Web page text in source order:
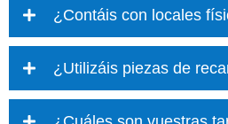
¿Contáis con locales
¿Utilizáis piezas de